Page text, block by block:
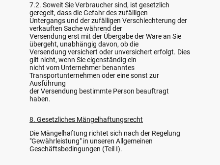
7.2. Soweit Sie Verbraucher sind, ist gesetzlich
geregelt, dass die Gefahr des zufälligen
Untergangs und der zufälligen Verschlechterung der
verkauften Sache während der
Versendung erst mit der Übergabe der Ware an Sie
übergeht, unabhängig davon, ob die
Versendung versichert oder unversichert erfolgt. Dies
gilt nicht, wenn Sie eigenständig ein
nicht vom Unternehmer benanntes
Transportunternehmen oder eine sonst zur
Ausführung
der Versendung bestimmte Person beauftragt
haben.
8. Gesetzliches Mängelhaftungsrecht
Die Mängelhaftung richtet sich nach der Regelung
"Gewährleistung" in unseren Allgemeinen
Geschäftsbedingungen (Teil I).